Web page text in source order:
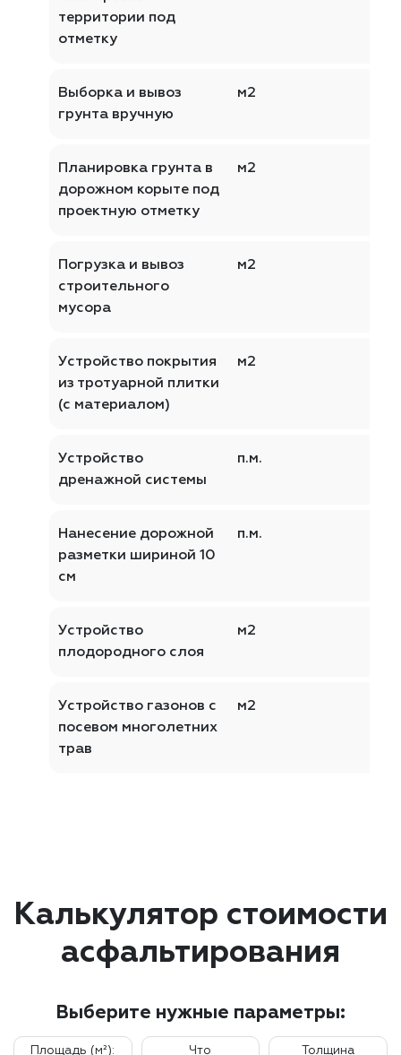
территории под
отметку
Выборка и вывоз
грунта вручную
м2
Планировка грунта в
дорожном корыте под
проектную отметку
м2
Погрузка и вывоз
строительного
мусора
м2
Устройство покрытия
из тротуарной плитки
(с материалом)
м2
Устройство
дренажной системы
п.м.
Нанесение дорожной
разметки шириной 10
см
п.м.
Устройство
плодородного слоя
м2
Устройство газонов с
посевом многолетних
трав
м2
Калькулятор стоимости
асфальтирования
Выберите нужные параметры:
Площадь (м²): Что Толщина